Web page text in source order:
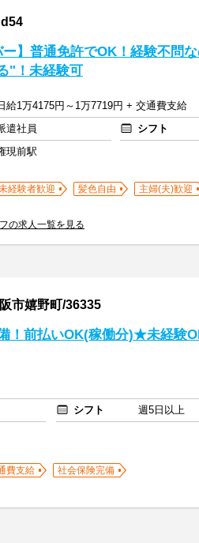
ー】普通免許でOK！経験不問
"！未経験可
給1万4175円～1万7719円 + 交通費支給
遣社員 シフト
現前駅
経験者歓迎 髪色自由
主婦(夫)歓迎
の求人一覧を見る
市嬉野町/36335
！前払いOK(稼働分)★未経験
シフト
週5日以上
費支給
社会保険完備